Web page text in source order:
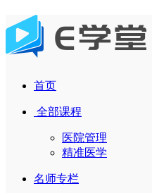
首页
全部课程
医院管理
精准医学
名师专栏